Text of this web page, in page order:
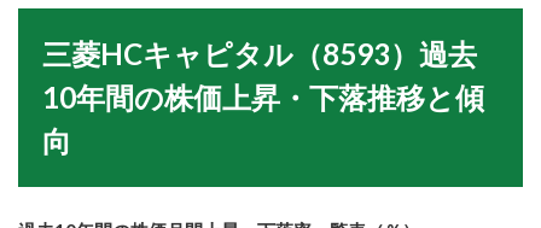
三菱HCキャピタル （8593）過去
10年間の株価上昇・下落推移と傾
向